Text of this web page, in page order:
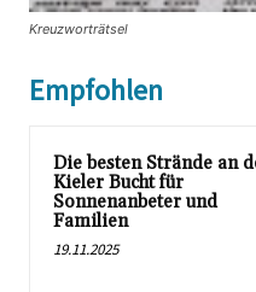
Kreuzworträtsel
Empfohlen
Die besten Strände an
Kieler Bucht für
Sonnenanbeter und
Familien
19.11.2025